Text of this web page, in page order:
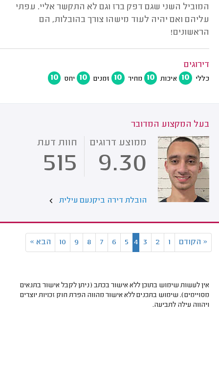
המוביל השני שגם דפק ברז וגם לא התקשר אליי. עפתי
עליהם ואם יהיה לעוד מישהו צורך בהובלות, הם
הראשונים!
דירוגים
כללי 10 איכות 10 מחיר 10 זמנים 10 יחס 10
בעל המקצוע המדובר
ממוצע דרוגים
9.30
חוות דעת
515
הובלת דירה ביקנעם עילית
« הקודם 1
2
3
4
5
6
7
8
9
10 הבא »
אין לעשות שימוש בתוכן ללא אישור בכתב (ניתן לקבל אישור בתנאים
מסויימים). שימוש בתכנים ללא אישור מהווה הפרת חוק זכויות יוצרים
ויהווה עילה לתביעה.